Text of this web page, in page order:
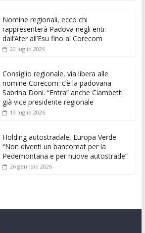
l s
A
p
p
ss
e
n
er
di
t
k
e
dI
di
vi
Nomine regionali, ecco chi
rappresenterà Padova negli enti:
dall’Ater all’Esu fino al Corecom
20 luglio 2026
Consiglio regionale, via libera alle
nomine Corecom: c’è la padovana
Sabrina Doni. “Entra” anche Ciambetti
già vice presidente regionale
19 luglio 2026
Holding autostradale, Europa Verde:
“Non diventi un bancomat per la
Pedemontana e per nuove autostrade”
26 gennaio 2026